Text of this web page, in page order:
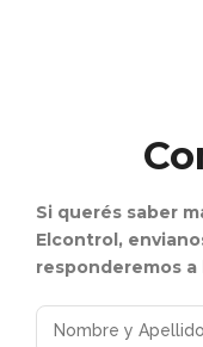
Si querés saber
Elcontrol,
responderemos a